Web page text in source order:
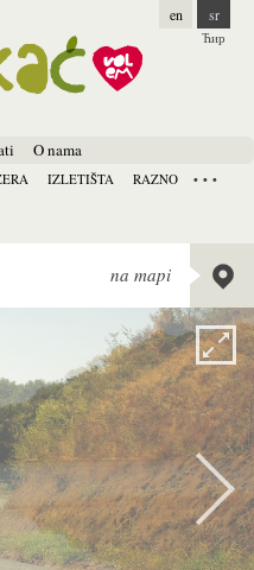
IZLETIŠTA RAZNO
O nama
en sr
Ћир
na mapi
Long:
Alt: